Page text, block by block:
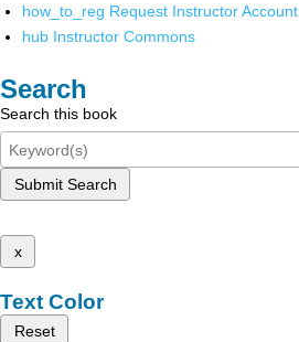
how_to_reg Request Instructor Account
hub Instructor Commons
Search
Search this book
Submit Search
x
Text Color
Reset